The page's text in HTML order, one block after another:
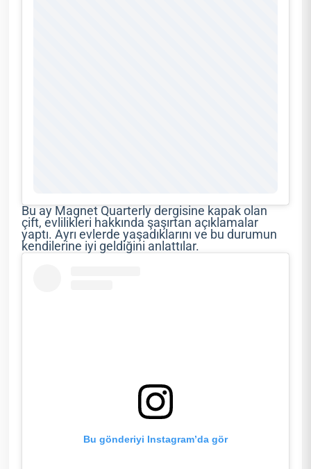
Bu ay Magnet Quarterly dergisine kapak olan
çift, evlilikleri hakkında şaşırtan açıklamalar
yaptı. Ayrı evlerde yaşadıklarını ve bu durumun
kendilerine iyi geldiğini anlattılar.
Bu gönderiyi Instagram’da gör